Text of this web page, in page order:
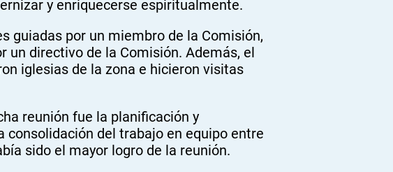
y enriquecerse espiritualmente.
guiadas por un miembro de la Comisión,
directivo de la Comisión. Además, el
iglesias de la zona e hicieron visitas
reunión fue la planificación y
consolidación del trabajo en equipo entre
sido el mayor logro de la reunión.